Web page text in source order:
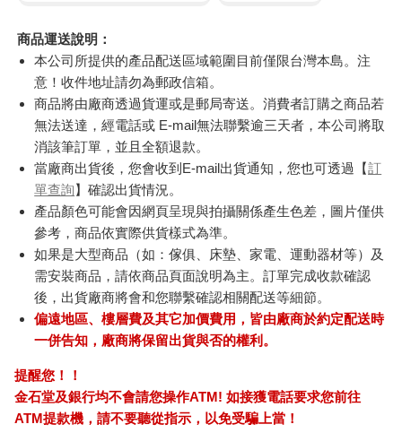
商品運送說明：
本公司所提供的產品配送區域範圍目前僅限台灣本島。注
意！收件地址請勿為郵政信箱。
商品將由廠商透過貨運或是郵局寄送。消費者訂購之商品若
無法送達，經電話或 E-mail無法聯繫逾三天者，本公司將取
消該筆訂單，並且全額退款。
當廠商出貨後，您會收到E-mail出貨通知，您也可透過【訂
單查詢】確認出貨情況。
產品顏色可能會因網頁呈現與拍攝關係產生色差，圖片僅供
參考，商品依實際供貨樣式為準。
如果是大型商品（如：傢俱、床墊、家電、運動器材等）及
需安裝商品，請依商品頁面說明為主。訂單完成收款確認
後，出貨廠商將會和您聯繫確認相關配送等細節。
偏遠地區、樓層費及其它加價費用，皆由廠商於約定配送時
一併告知，廠商將保留出貨與否的權利。
提醒您！！
金石堂及銀行均不會請您操作ATM! 如接獲電話要求您前往
ATM提款機，請不要聽從指示，以免受騙上當！